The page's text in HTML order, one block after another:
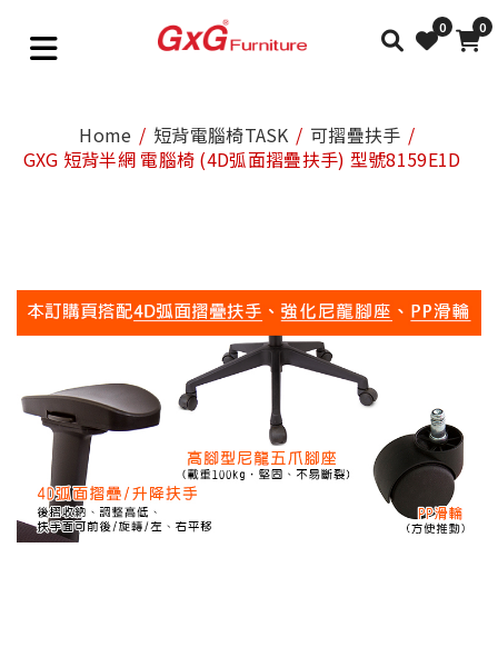
0 0
Home 短背電腦椅TASK
可摺疊扶手
GXG 短背半網 電腦椅 (4D弧面摺疊扶手) 型號8159E1D